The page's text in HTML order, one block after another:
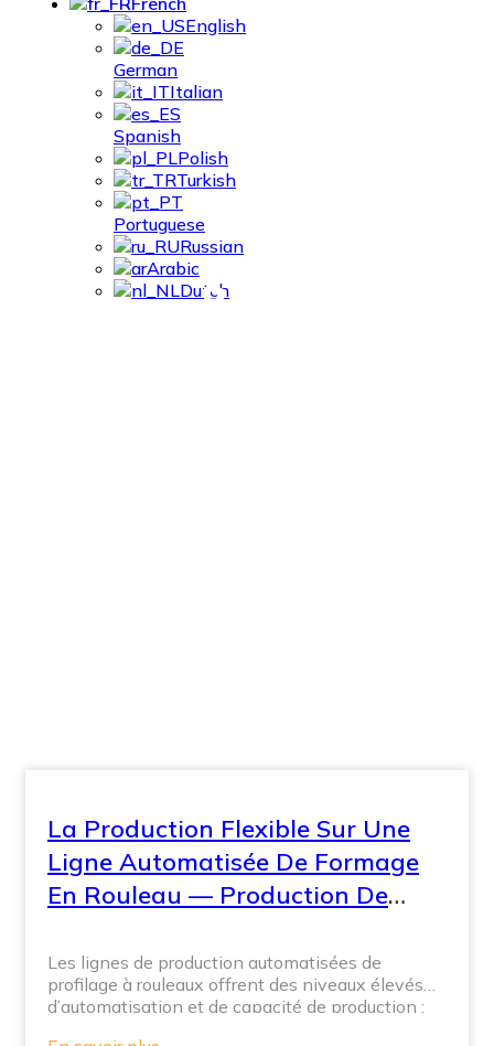
English
German
Italian
Spanish
Polish
Turkish
Portuguese
Russian
Arabic
Dutch
Blog
La Production Flexible Sur Une
Ligne Automatisée De Formage
En Rouleau — Production De
Les lignes de production automatisées de
profilage à rouleaux offrent des niveaux élevés
d’automatisation et de capacité de production ;